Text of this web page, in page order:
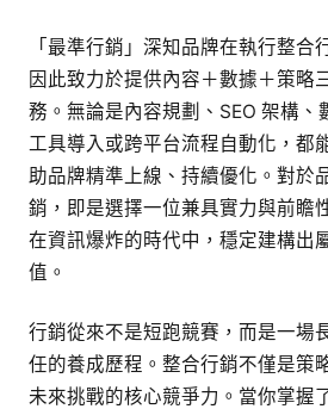
「最準行銷」深知品牌在執行整合
因此致力於提供內容＋數據＋策略
務。無論是內容規劃、SEO 架構、
工具導入或跨平台流程自動化，都
助品牌精準上線、持續優化。對於
銷，即是選擇一位兼具實力與前瞻
在資訊爆炸的時代中，穩定建構出
值。
行銷從來不是短跑競賽，而是一場
任的養成歷程。整合行銷不僅是策
未來挑戰的核心競爭力。當你掌握